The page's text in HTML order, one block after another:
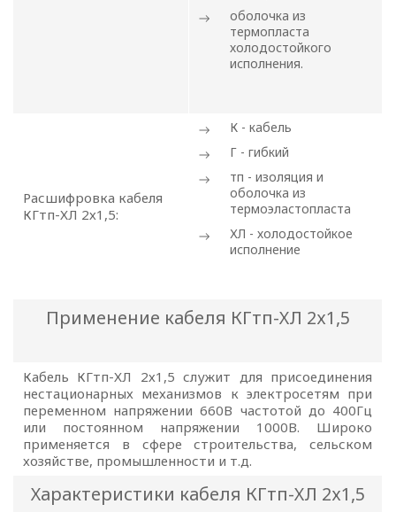
оболочка из
термопласта
холодостойкого
исполнения.
Расшифровка кабеля
КГтп-ХЛ 2х1,5:
К - кабель
Г - гибкий
тп - изоляция и
оболочка из
термоэластопласта
ХЛ - холодостойкое
исполнение
Применение кабеля КГтп-ХЛ 2х1,5
Кабель КГтп-ХЛ 2х1,5 служит для присоединения
нестационарных механизмов к электросетям при
переменном напряжении 660В частотой до 400Гц
или постоянном напряжении 1000В. Широко
применяется в сфере строительства, сельском
хозяйстве, промышленности и т.д.
Характеристики кабеля КГтп-ХЛ 2х1,5
ПОЛИТИКА
ОПЕРАТОРА
В
отношении
обработки
персональных
данных
ответственностью